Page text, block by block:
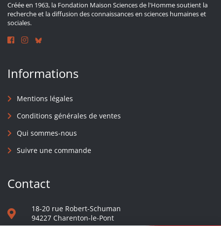
Créée en 1963, la Fondation Maison Sciences de l'Homme soutient la
recherche et la diffusion des connaissances en sciences humaines et
sociales.
Informations
Mentions légales
Conditions générales de ventes
Qui sommes-nous
Suivre une commande
Contact
18-20 rue Robert-Schuman
94227 Charenton-le-Pont